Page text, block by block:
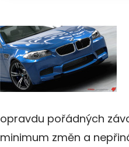
opravdu pořádných
minimum změn a